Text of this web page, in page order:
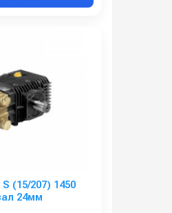
(15/207) 1450
24мм